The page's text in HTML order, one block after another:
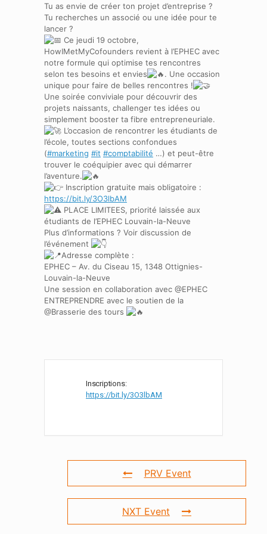
Tu as envie de créer ton projet d’entreprise ?
Tu recherches un associé ou une idée pour te
lancer ?
Ce jeudi 19 octobre,
HowIMetMyCofounders revient à l’EPHEC avec
notre formule qui optimise tes rencontres
selon tes besoins et envies
. Une occasion
unique pour faire de belles rencontres !
Une soirée conviviale pour découvrir des
projets naissants, challenger tes idées ou
simplement booster ta fibre entrepreneuriale.
L’occasion de rencontrer les étudiants de
l’école, toutes sections confondues
(#marketing #it #comptabilité …) et peut-être
trouver le coéquipier avec qui démarrer
l’aventure.
Inscription gratuite mais obligatoire :
https://bit.ly/3O3lbAM
PLACE LIMITEES, priorité laissée aux
étudiants de l’EPHEC Louvain-la-Neuve
Plus d’informations ? Voir discussion de
l’événement
Adresse complète :
EPHEC – Av. du Ciseau 15, 1348 Ottignies-
Louvain-la-Neuve
Une session en collaboration avec @EPHEC
ENTREPRENDRE avec le soutien de la
@Brasserie des tours
Inscriptions:
https://bit.ly/3O3lbAM
PRV Event
NXT Event